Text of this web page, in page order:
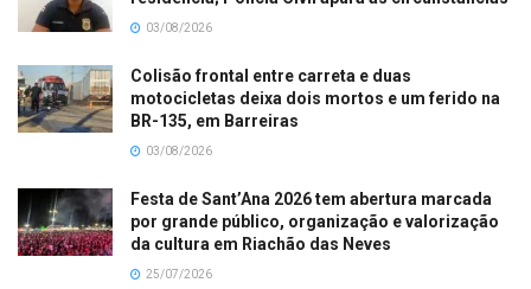
03/08/2026
Colisão frontal entre carreta e duas
motocicletas deixa dois mortos e um ferido na
BR-135, em Barreiras
03/08/2026
Festa de Sant’Ana 2026 tem abertura marcada
por grande público, organização e valorização
da cultura em Riachão das Neves
25/07/2026